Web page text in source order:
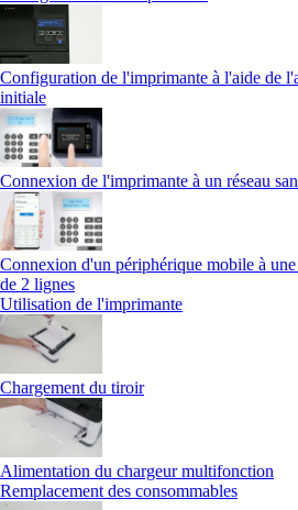
Configuration de l'imprimante à l'aide de
initiale
Connexion de l'imprimante à un réseau
Connexion d'un périphérique mobile à
de 2 lignes
Utilisation de l'imprimante
Chargement du tiroir
Alimentation du chargeur multifonction
Remplacement des consommables